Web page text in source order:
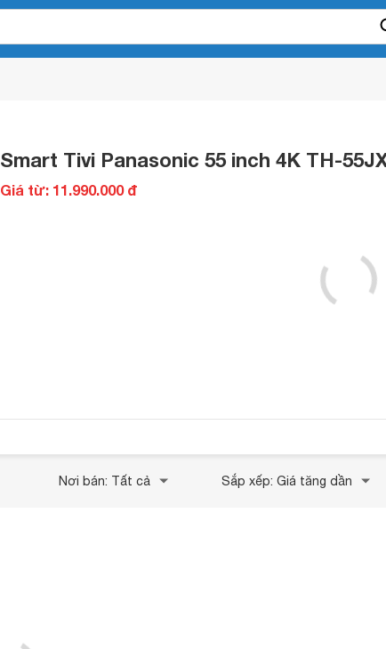
Smart Tivi Panasonic 55 inch 4K TH-
Giá từ: 11.990.000 đ
Nơi bán: Tất cả Sắp xếp: Giá tăng dần